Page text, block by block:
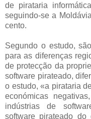
de pirataria
seguindo-se a
cento.
Segundo o estudo,
para as diferenças
de protecção da
software pirateado,
o estudo, «a pirataria
económicas
indústrias de
software pirateado do